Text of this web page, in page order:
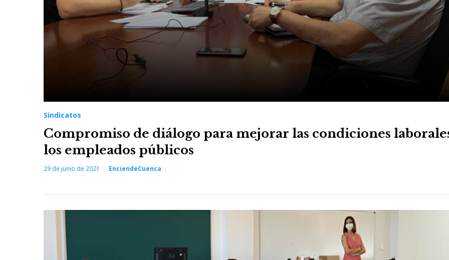
Sindicatos
Compromiso de diálogo para mejorar las condiciones
los empleados públicos
29 de junio de 2021 EnciendeCuenca